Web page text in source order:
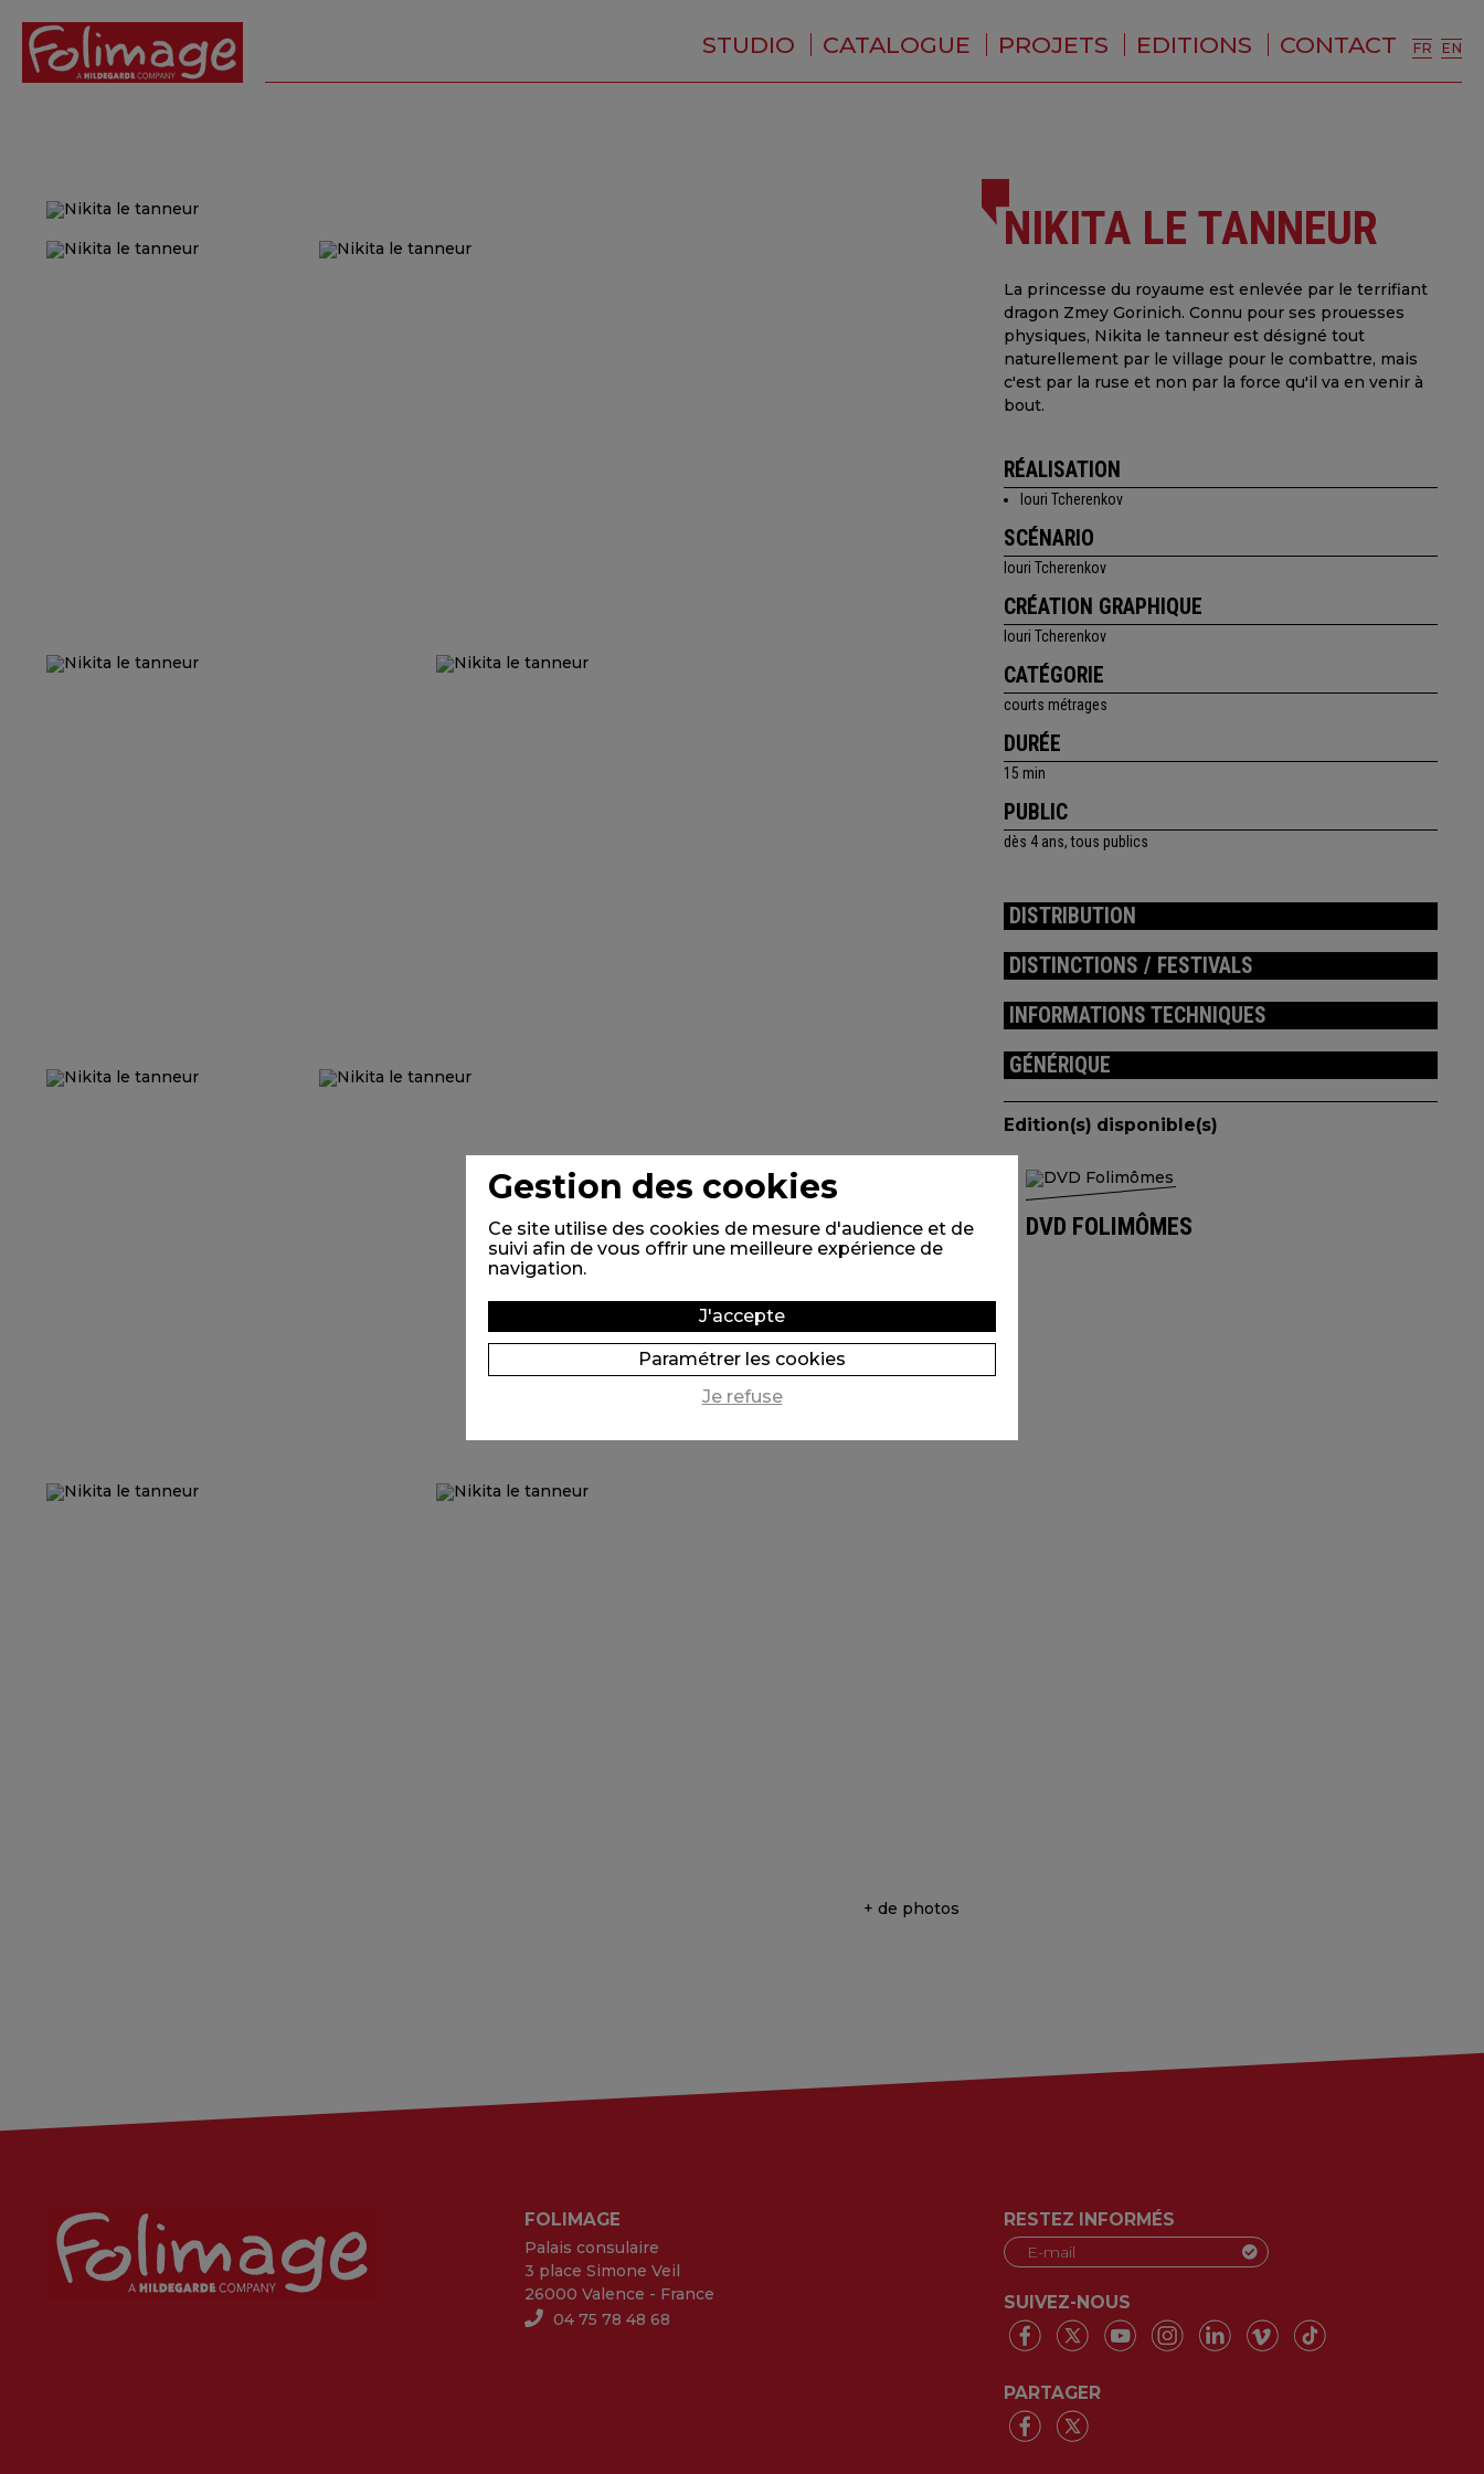
STUDIO
QUI SOMMES-NOUS ?
CATALOGUE PROJETS EDITIONS CONTACT FR EN
NIKITA LE TANNEUR
La princesse du royaume est enlevée par le terrifiant
dragon Zmey Gorinich. Connu pour ses prouesses
physiques, Nikita le tanneur est désigné tout
naturellement par le village pour le combattre, mais
c'est par la ruse et non par la force qu'il va en venir à
bout.
RÉALISATION
Iouri Tcherenkov
SCÉNARIO
Iouri Tcherenkov
CRÉATION GRAPHIQUE
Iouri Tcherenkov
CATÉGORIE
courts métrages
DURÉE
15 min
PUBLIC
dès 4 ans, tous publics
DISTRIBUTION
DISTINCTIONS / FESTIVALS
INFORMATIONS TECHNIQUES
GÉNÉRIQUE
Edition(s) disponible(s)
DVD FOLIMÔMES
+ de photos
FOLIMAGE
Palais consulaire
3 place Simone Veil
26000 Valence - France
04 75 78 48 68
RESTEZ INFORMÉS
SUIVEZ-NOUS
PARTAGER
Gestion des cookies
Ce site utilise des cookies de mesure d'audience et de
suivi afin de vous offrir une meilleure expérience de
navigation.
J'accepte
Paramétrer les cookies
Je refuse